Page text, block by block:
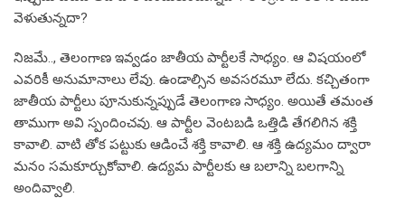
వెళుతున్నదా?
నిజమే.., తెలంగాణ ఇవ్వడం జాతీయ పార్టీలకే సాధ్యం. ఆ విషయంలో
ఎవరికీ అనుమానాలు లేవు. ఉండాల్సిన అవసరమూ లేదు. కచ్చితంగా
జాతీయ పార్టీలు పూనుకున్నప్పుడే తెలంగాణ సాధ్యం. అయితే తమంత
తాముగా అవి స్పందించవు. ఆ పార్టీల వెంటబడి ఒత్తిడి తేగలిగిన శక్తి
కావాలి. వాటి తోక పట్టుకు ఆడించే శక్తి కావాలి. ఆ శక్తి ఉద్యమం ద్వారా
మనం సమకూర్చుకోవాలి. ఉద్యమ పార్టీలకు ఆ బలాన్ని బలగాన్ని
అందివ్వాలి.